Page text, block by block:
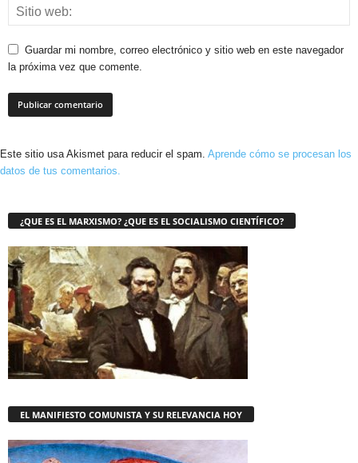
Guardar mi nombre, correo electrónico y sitio web en este navegador
la próxima vez que comente.
Este sitio usa Akismet para reducir el spam. Aprende cómo se procesan los
datos de tus comentarios.
¿QUE ES EL MARXISMO? ¿QUE ES EL SOCIALISMO CIENTÍFICO?
EL MANIFIESTO COMUNISTA Y SU RELEVANCIA HOY